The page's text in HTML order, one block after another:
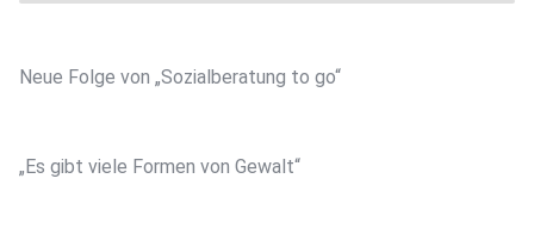
Neue Folge von „Sozialberatung to go“
„Es gibt viele Formen von Gewalt“